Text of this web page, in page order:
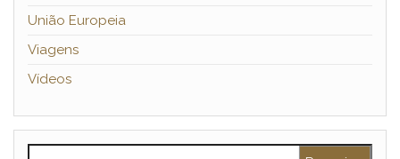
União Europeia
Viagens
Vídeos